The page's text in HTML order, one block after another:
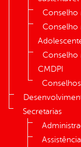
Conselho
Conselho
Conselho
CMDPI
Secretarias